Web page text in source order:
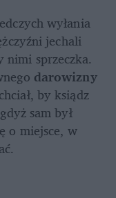
wyłania
jechali
nimi sprzeczka.
darowizny
by ksiądz
sam był
o miejsce, w